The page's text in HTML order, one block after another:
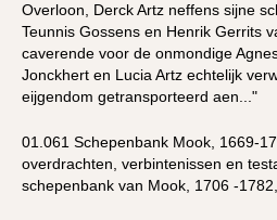
Overloon, Derck Artz neffens sijne
Teunnis Gossens en Henrik Gerrits
caverende voor de onmondige
Jonckhert en Lucia Artz echtelijk
eijgendom getransporteerd aen..."
01.061 Schepenbank Mook, 1669-
overdrachten, verbintenissen en
schepenbank van Mook, 1706 -